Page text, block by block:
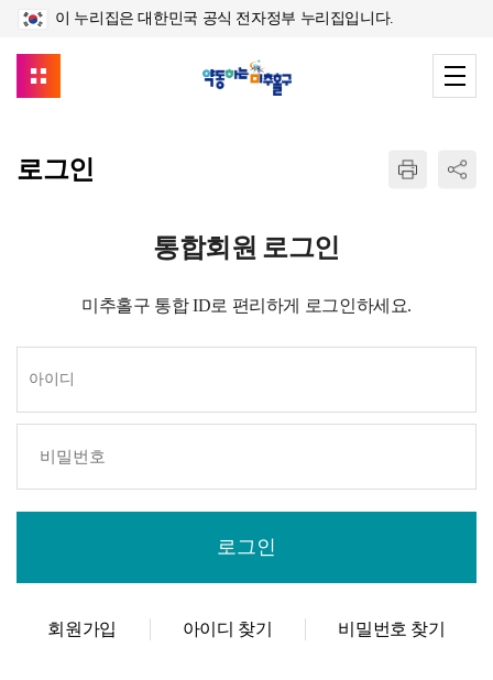
이 누리집은 대한민국 공식 전자정부 누리집입니다.
로그인
통합회원 로그인
미추홀구 통합 ID로 편리하게 로그인하세요.
회원가입 아이디 찾기 비밀번호 찾기